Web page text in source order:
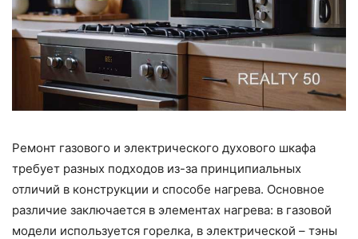
Ремонт газового и электрического духового шкафа
требует разных подходов из-за принципиальных
отличий в конструкции и способе нагрева. Основное
различие заключается в элементах нагрева: в газовой
модели используется горелка, в электрической – тэны